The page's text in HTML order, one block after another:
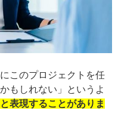
このプロジェクトを任
もしれない」というよ
表現することがありま